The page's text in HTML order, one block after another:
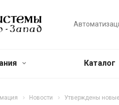
Каталог
Новости Утверждены